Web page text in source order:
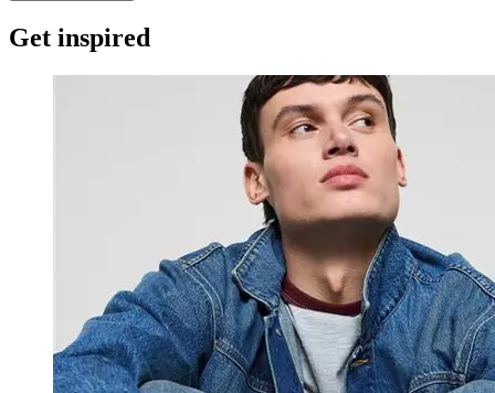
Get inspired